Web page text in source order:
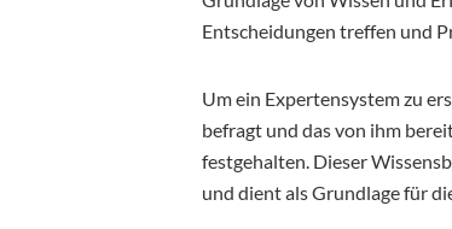
Entscheidungen treffen und
Um ein Expertensystem zu
befragt und das von ihm
festgehalten. Dieser
und dient als Grundlage für